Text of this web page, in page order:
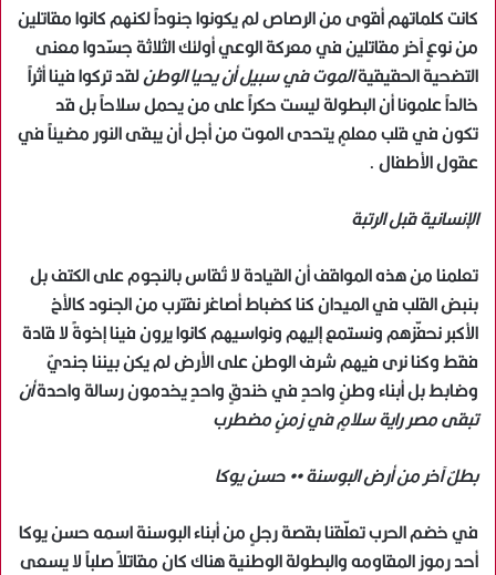
كانت كلماتهم أقوى من الرصاص لم يكونوا جنوداً لكنهم كانوا مقاتلين
من نوعٍ آخر مقاتلين في معركة الوعي أولئك الثلاثة جسّدوا معنى
التضحية الحقيقيةالموت في سبيل أن يحيا الوطنلقد تركوا فينا أثراً
خالداً علمونا أن البطولة ليست حكراً على من يحمل سلاحاً بل قد
تكون في قلب معلمٍ يتحدى الموت من أجل أن يبقى النور مضيئاً في
عقول الأطفال .
الإنسانية قبل الرتبة
تعلمنا من هذه المواقف أن القيادة لا تُقاس بالنجوم على الكتف بل
بنبض القلب في الميدان كنا كضباط أصاغر نقترب من الجنود كالأخ
الأكبر نحفّزهم ونستمع إليهم ونواسيهم كانوا يرون فينا إخوةً لا قادة
فقط وكنا نرى فيهم شرف الوطن على الأرض لم يكن بيننا جنديٌ
وضابط بل أبناء وطنٍ واحدٍ في خندقٍ واحدٍ يخدمون رسالة واحدةأن
تبقى مصر راية سلامٍ في زمنٍ مضطرب
بطلٌ آخر من أرض البوسنة •• حسن يوكا
في خضم الحرب تعلّقنا بقصة رجلٍ من أبناء البوسنة اسمه حسن يوكا
أحد رموز المقاومه والبطولة الوطنية هناك كان مقاتلاً صلباً لا يسعى